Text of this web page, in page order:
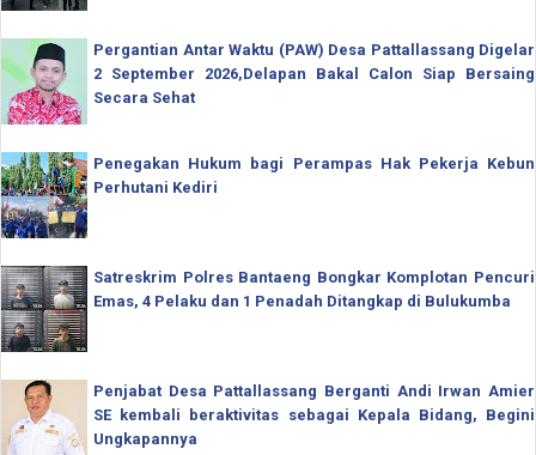
Pergantian Antar Waktu (PAW) Desa Pattallassang Digelar
2 September 2026,Delapan Bakal Calon Siap Bersaing
Secara Sehat
Penegakan Hukum bagi Perampas Hak Pekerja Kebun
Perhutani Kediri
Satreskrim Polres Bantaeng Bongkar Komplotan Pencuri
Emas, 4 Pelaku dan 1 Penadah Ditangkap di Bulukumba
Penjabat Desa Pattallassang Berganti Andi Irwan Amier
SE kembali beraktivitas sebagai Kepala Bidang, Begini
Ungkapannya